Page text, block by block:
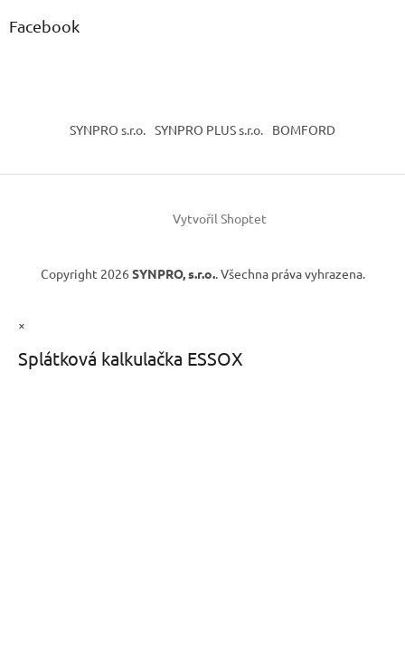
Facebook
SYNPRO s.r.o. SYNPRO PLUS s.r.o. BOMFORD
Vytvořil Shoptet
Copyright 2026 SYNPRO, s.r.o.. Všechna práva vyhrazena.
×
Splátková kalkulačka ESSOX